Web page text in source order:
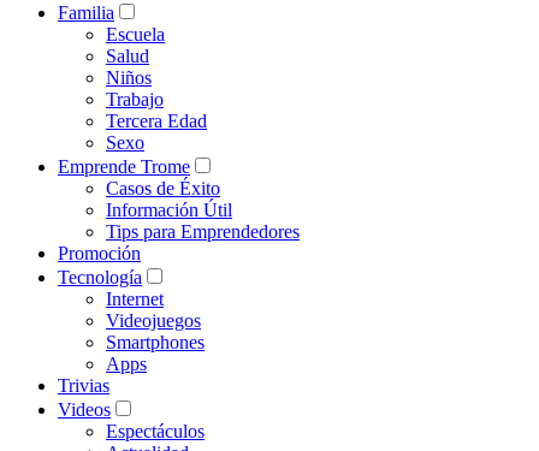
Familia
Escuela
Salud
Niños
Trabajo
Tercera Edad
Sexo
Emprende Trome
Casos de Éxito
Información Útil
Tips para Emprendedores
Promoción
Tecnología
Internet
Videojuegos
Smartphones
Apps
Trivias
Videos
Espectáculos